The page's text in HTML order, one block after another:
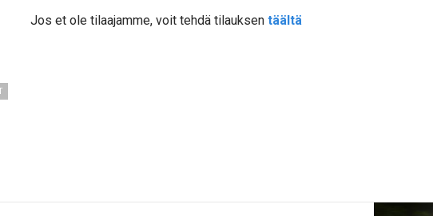
Jos et ole tilaajamme, voit tehdä tilauksen täältä